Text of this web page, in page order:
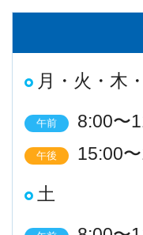
月・火・木
午前 8:00〜
午後
15:00
土